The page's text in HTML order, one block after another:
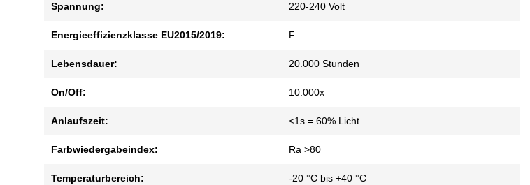
Spannung: 220-240 Volt
Energieeffizienzklasse EU2015/2019: F
Lebensdauer: 20.000 Stunden
On/Off: 10.000x
Anlaufszeit: <1s = 60% Licht
Farbwiedergabeindex: Ra >80
Temperaturbereich: -20 °C bis +40 °C